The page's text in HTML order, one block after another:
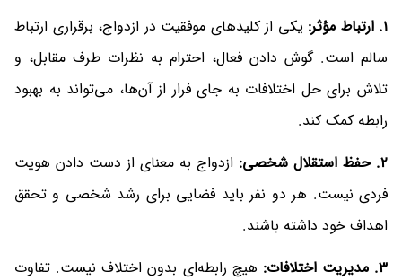
1. ارتباط مؤثر:
یکی از کلیدهای موفقیت در ازدواج، برقراری ارتباط
سالم است. گوش دادن فعال، احترام به نظرات طرف مقابل، و
تلاش برای حل اختلافات به جای فرار از آن‌ها، می‌تواند به بهبود
رابطه کمک کند.
2. حفظ استقلال شخصی:
ازدواج به معنای از دست دادن هویت
فردی نیست. هر دو نفر باید فضایی برای رشد شخصی و تحقق
اهداف خود داشته باشند.
3. مدیریت اختلافات:
هیچ رابطه‌ای بدون اختلاف نیست. تفاوت